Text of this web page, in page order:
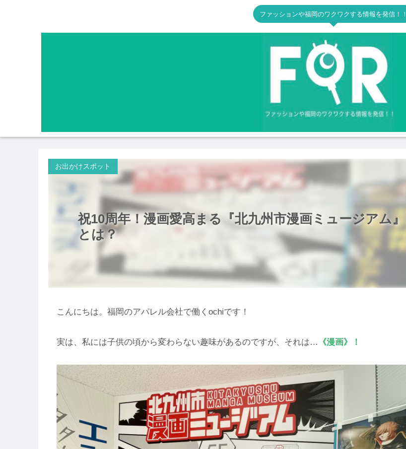
ファッションや福岡のワクワクする情報を発信！！
祝10周年！漫画愛高まる『北九州市漫画ミュージアム』
とは？
お出かけスポット
こんにちは。福岡のアパレル会社で働くochiです！
実は、私には子供の頃から変わらない趣味があるのですが、それは… 《漫画》！